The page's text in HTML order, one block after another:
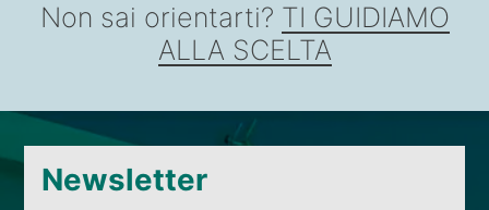
Non sai orientarti? TI GUIDIAMO
ALLA SCELTA
Newsletter